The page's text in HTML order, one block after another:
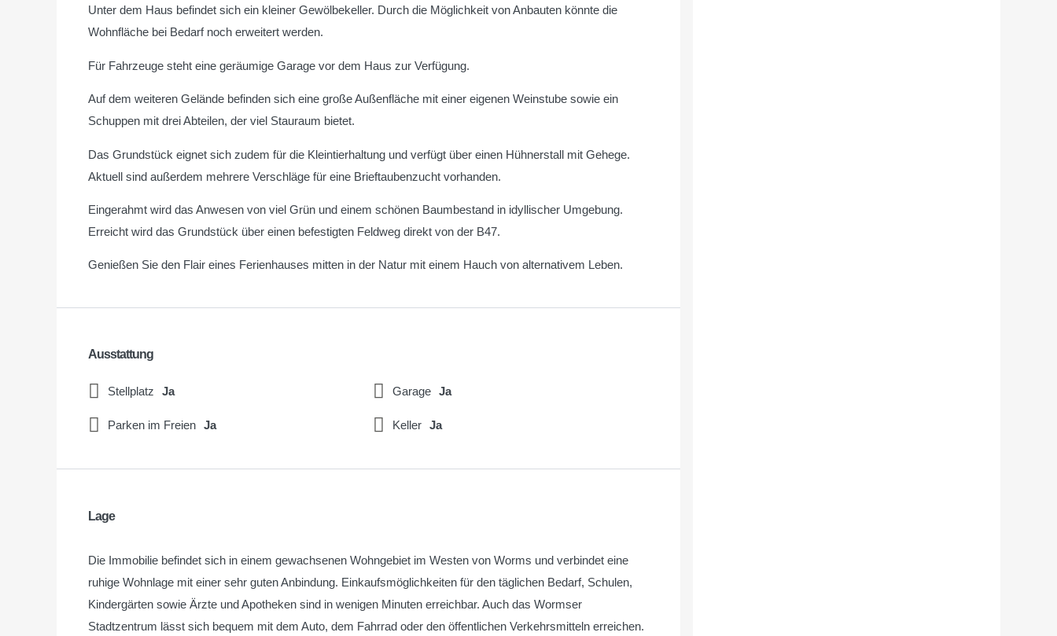
Unter dem Haus befindet sich ein kleiner Gewölbekeller. Durch die Möglichkeit von Anbauten könnte die
Wohnfläche bei Bedarf noch erweitert werden.
Für Fahrzeuge steht eine geräumige Garage vor dem Haus zur Verfügung.
Auf dem weiteren Gelände befinden sich eine große Außenfläche mit einer eigenen Weinstube sowie ein
Schuppen mit drei Abteilen, der viel Stauraum bietet.
Das Grundstück eignet sich zudem für die Kleintierhaltung und verfügt über einen Hühnerstall mit Gehege.
Aktuell sind außerdem mehrere Verschläge für eine Brieftaubenzucht vorhanden.
Eingerahmt wird das Anwesen von viel Grün und einem schönen Baumbestand in idyllischer Umgebung.
Erreicht wird das Grundstück über einen befestigten Feldweg direkt von der B47.
Genießen Sie den Flair eines Ferienhauses mitten in der Natur mit einem Hauch von alternativem Leben.
Ausstattung
Stellplatz Ja Garage Ja
Parken im Freien Ja Keller Ja
Lage
Die Immobilie befindet sich in einem gewachsenen Wohngebiet im Westen von Worms und verbindet eine
ruhige Wohnlage mit einer sehr guten Anbindung. Einkaufsmöglichkeiten für den täglichen Bedarf, Schulen,
Kindergärten sowie Ärzte und Apotheken sind in wenigen Minuten erreichbar. Auch das Wormser
Stadtzentrum lässt sich bequem mit dem Auto, dem Fahrrad oder den öffentlichen Verkehrsmitteln erreichen.